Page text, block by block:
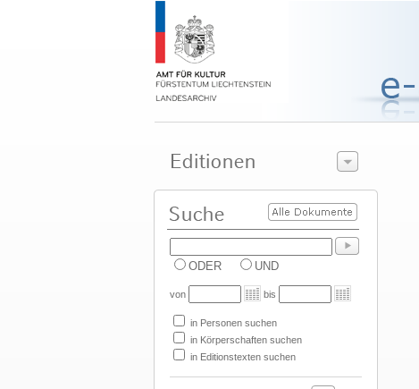
ODER UND
von bis
in Personen suchen
in Körperschaften suchen
in Editionstexten suchen